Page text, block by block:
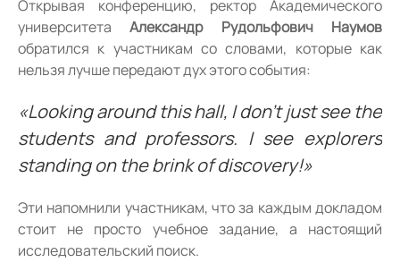
Открывая конференцию, ректор Академического
университета Александр Рудольфович Наумов
обратился к участникам со словами, которые как
нельзя лучше передают дух этого события:
«Looking around this hall, I don't just see the
students and professors. I see explorers
standing on the brink of discovery!»
Эти напомнили участникам, что за каждым докладом
стоит не просто учебное задание, а настоящий
исследовательский поиск.